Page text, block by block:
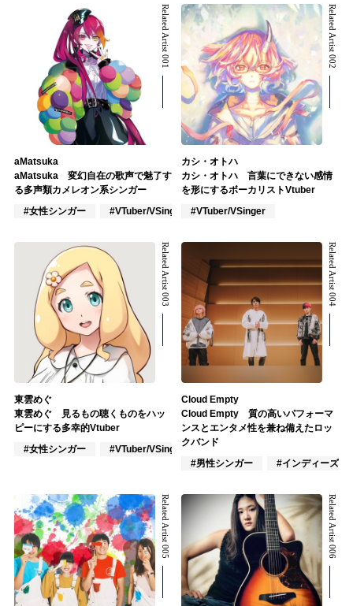
Related Artist 001
aMatsuka
aMatsuka 変幻自在の歌声で魅了す
る多声類カメレオン系シンガー
#女性シンガー
#VTuber/VSinger #作詞/作曲家
Related Artist 002
カシ・オトハ
カシ・オトハ 言葉にできない感情
を形にするボーカリストVtuber
#VTuber/VSinger
Related Artist 003
東雲めぐ
東雲めぐ 見るもの聴くものをハッ
ピーにする多幸的Vtuber
#女性シンガー
#VTuber/VSinger #J-POP
Related Artist 004
Cloud Empty
Cloud Empty 質の高いパフォーマ
ンスとエンタメ性を兼ね備えたロッ
クバンド
#男性シンガー
#インディーズ
Related Artist 005 Related Artist 006